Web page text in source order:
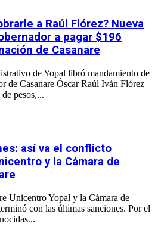
a Raúl Flórez? Nueva
a pagar $196
de Casanare
de Yopal libró mandamiento de
de Casanare Óscar Raúl Iván Flórez
pesos,...
así va el conflicto
y la Cámara de
Unicentro Yopal y la Cámara de
con las últimas sanciones. Por el